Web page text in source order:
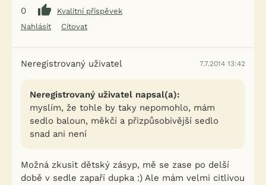
0
Kvalitní příspěvek
Nahlásit
Citovat
Neregistrovaný uživatel 7.7.2014 13:42
Neregistrovaný uživatel napsal(a):
myslím, že tohle by taky nepomohlo, mám
sedlo baloun, měkčí a přizpůsobivější sedlo
snad ani není
Možná zkusit dětský zásyp, mě se zase po delší
době v sedle zapaří dupka :) Ale mám velmi citlivou